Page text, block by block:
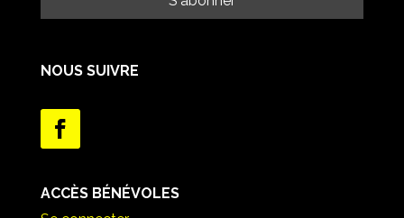
NOUS SUIVRE
ACCÈS BÉNÉVOLES